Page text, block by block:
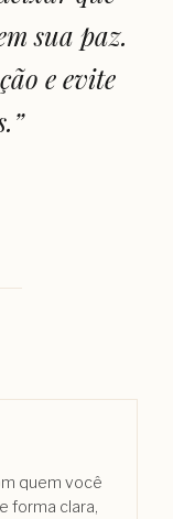
sua paz.
e evite
”
quem você
forma clara,